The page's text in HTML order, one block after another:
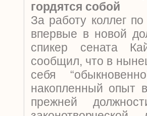
гордятся собой
За работу коллег
впервые в новой
спикер сената
сообщил, что в
себя
накопленный опыт
прежней